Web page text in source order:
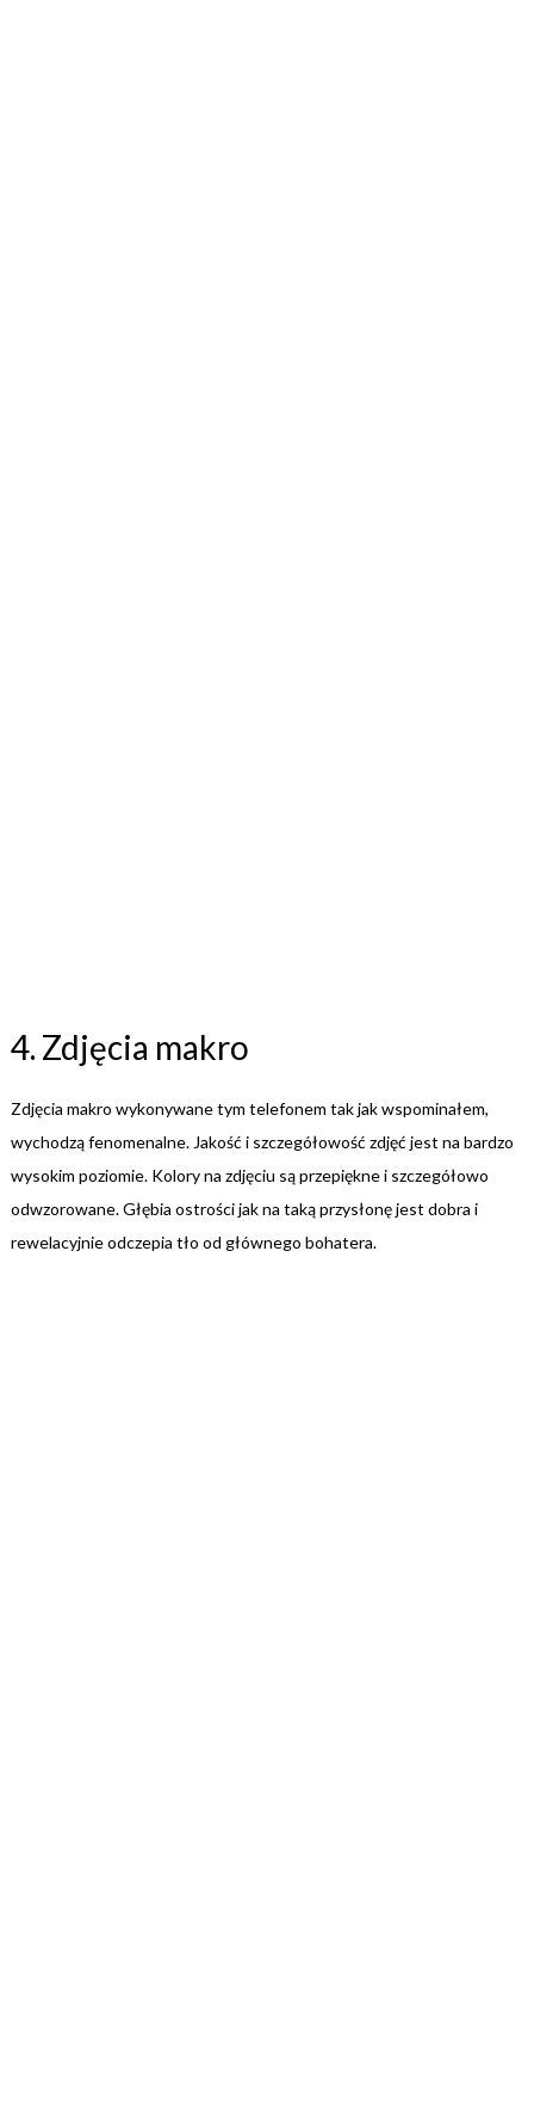
4. Zdjęcia makro
Zdjęcia makro wykonywane tym telefonem tak jak wspominałem,
wychodzą fenomenalne. Jakość i szczegółowość zdjęć jest na bardzo
wysokim poziomie. Kolory na zdjęciu są przepiękne i szczegółowo
odwzorowane. Głębia ostrości jak na taką przysłonę jest dobra i
rewelacyjnie odczepia tło od głównego bohatera.